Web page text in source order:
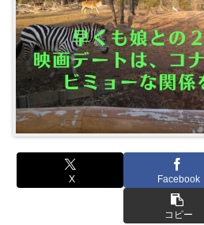
X Facebook
コピー